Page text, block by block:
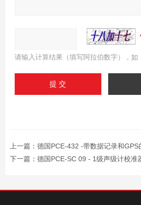
请输入计算结果（填写阿拉伯数字），如
上一篇： 德国PCE-432 -带数据记录和GPS
下一篇： 德国PCE-SC 09 - 1级声级计校准